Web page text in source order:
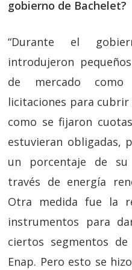
gobierno de Bachelet?
“Durante el
introdujeron
de mercado
licitaciones para
como se fijaron
estuvieran obligadas,
un porcentaje de su
través de energía
Otra medida fue la
instrumentos para
ciertos segmentos
Enap. Pero esto se